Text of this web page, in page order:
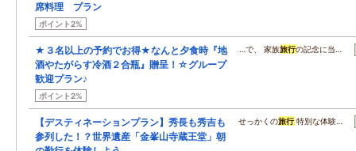
席料理 プラン
ポイント2%
★３名以上の予約でお得★なんと夕食時『地
酒やたがらす冷酒２合瓶』贈呈！☆グループ
歓迎プラン♪
ポイント2%
…で、 家族旅行の記念に当…
【デスティネーションプラン】秀長も秀吉も
参列した！？世界遺産「金峯山寺蔵王堂」朝
せっかくの旅行特別な体験…